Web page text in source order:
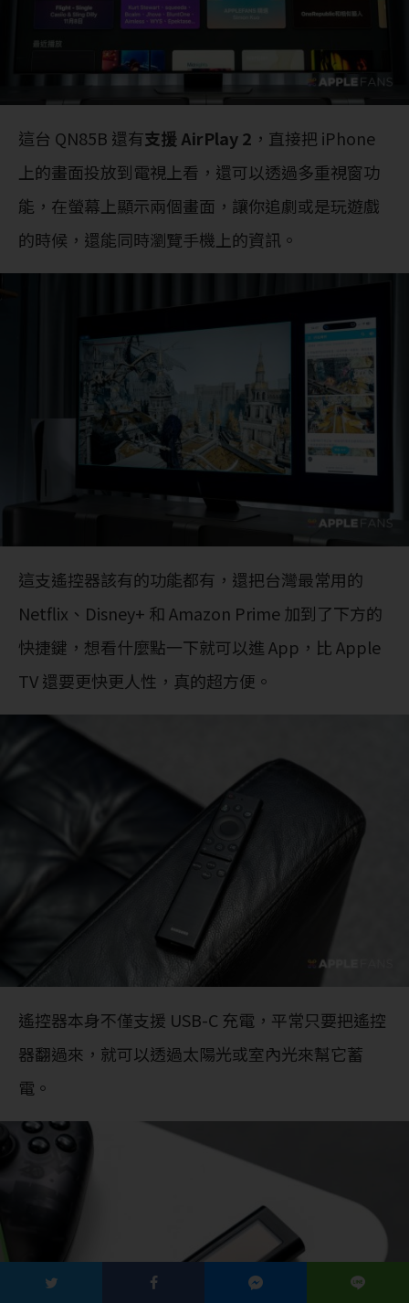
這台 QN85B 還有支援 AirPlay 2 ，直接把 iPhone
上的畫面投放到電視上看，還可以透過多重視窗功
能，在螢幕上顯示兩個畫面，讓你追劇或是玩遊戲
的時候，還能同時瀏覽手機上的資訊。
這支遙控器該有的功能都有，還把台灣最常用的
Netflix、Disney+ 和 Amazon Prime 加到了下方的
快捷鍵，想看什麼點一下就可以進 App，比 Apple
TV 還要更快更人性，真的超方便。
遙控器本身不僅支援 USB-C 充電，平常只要把遙控
器翻過來，就可以透過太陽光或室內光來幫它蓄
電。